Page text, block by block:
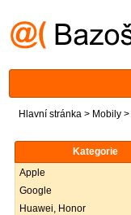
Hlavní stránka > Mobily >
Kategorie
Apple
Google
Huawei, Honor